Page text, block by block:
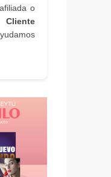
o
Cliente